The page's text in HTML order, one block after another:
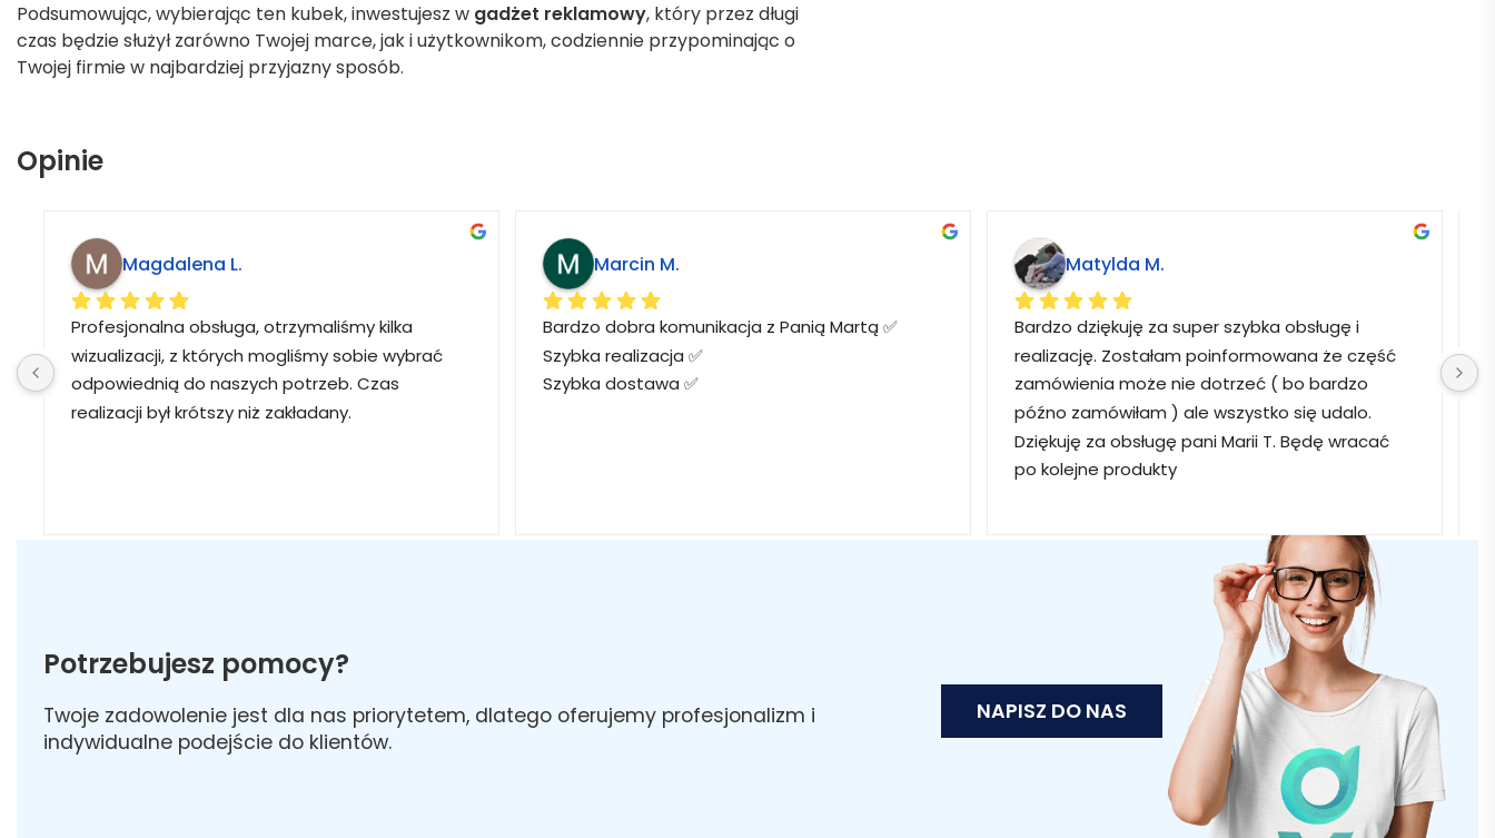
Podsumowując, wybierając ten kubek, inwestujesz w gadżet reklamowy, który przez długi
czas będzie służył zarówno Twojej marce, jak i użytkownikom, codziennie przypominając o
Twojej firmie w najbardziej przyjazny sposób.
Opinie
Magdalena L.
Profesjonalna obsługa, otrzymaliśmy kilka
wizualizacji, z których mogliśmy sobie wybrać
odpowiednią do naszych potrzeb. Czas
realizacji był krótszy niż zakładany.
Marcin M.
Bardzo dobra komunikacja z Panią Martą ✅
Szybka realizacja ✅
Szybka dostawa ✅
Matylda M.
Bardzo dziękuję za super szybka obsługę i
realizację. Zostałam poinformowana że część
zamówienia może nie dotrzeć ( bo bardzo
późno zamówiłam ) ale wszystko się udalo.
Dziękuję za obsługę pani Marii T. Będę wracać
po kolejne produkty
Potrzebujesz pomocy?
Twoje zadowolenie jest dla nas priorytetem, dlatego oferujemy profesjonalizm i
indywidualne podejście do klientów.
NAPISZ DO NAS